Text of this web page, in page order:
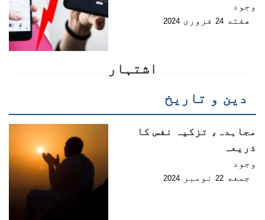
وجود
هفته 24 فروری 2024
اشتہار
دین و تاریخ
مجاہدہ، تزکیہ نفس کا
ذریعہ
وجود
جمعه 22 نومبر 2024